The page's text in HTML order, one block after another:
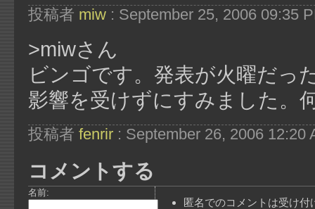
投稿者 miw : September 25, 2006 09:35
>miwさん
ビンゴです。発表が火曜だっ
影響を受けずにすみました。
投稿者 fenrir : September 26, 2006 12:20
コメントする
名前:
匿名でのコメントは受け付